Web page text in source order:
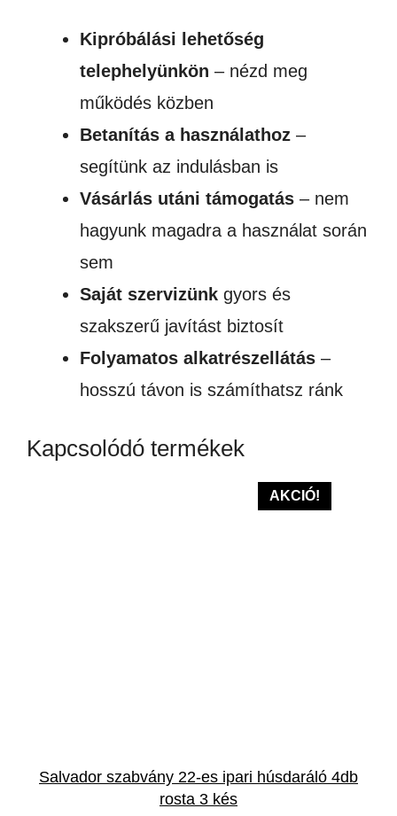
Kipróbálási lehetőség
telephelyünkön – nézd meg
működés közben
Betanítás a használathoz –
segítünk az indulásban is
Vásárlás utáni támogatás – nem
hagyunk magadra a használat során
sem
Saját szervizünk gyors és
szakszerű javítást biztosít
Folyamatos alkatrészellátás –
hosszú távon is számíthatsz ránk
Kapcsolódó termékek
AKCIÓ!
Salvador szabvány 22-es ipari húsdaráló 4db
rosta 3 kés